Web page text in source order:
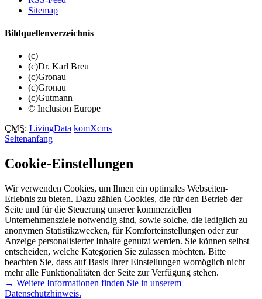
Sitemap
Bildquellenverzeichnis
(c)
(c)Dr. Karl Breu
(c)Gronau
(c)Gronau
(c)Gutmann
© Inclusion Europe
CMS: LivingData komXcms
Seitenanfang
Cookie-Einstellungen
Wir verwenden Cookies, um Ihnen ein optimales Webseiten-
Erlebnis zu bieten. Dazu zählen Cookies, die für den Betrieb der
Seite und für die Steuerung unserer kommerziellen
Unternehmensziele notwendig sind, sowie solche, die lediglich zu
anonymen Statistikzwecken, für Komforteinstellungen oder zur
Anzeige personalisierter Inhalte genutzt werden. Sie können selbst
entscheiden, welche Kategorien Sie zulassen möchten. Bitte
beachten Sie, dass auf Basis Ihrer Einstellungen womöglich nicht
mehr alle Funktionalitäten der Seite zur Verfügung stehen.
→ Weitere Informationen finden Sie in unserem
Datenschutzhinweis.